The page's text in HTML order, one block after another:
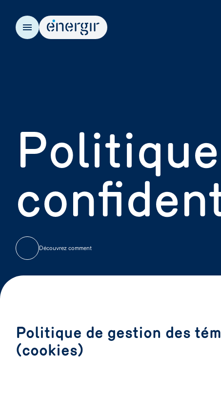
Découvrez comment
Politique de gestion des
(cookies)